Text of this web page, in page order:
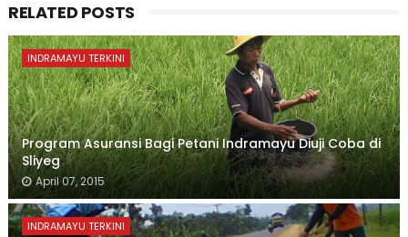
RELATED POSTS
INDRAMAYU TERKINI
Program Asuransi Bagi Petani Indramayu Diuji Coba di
Sliyeg
April 07, 2015
INDRAMAYU TERKINI